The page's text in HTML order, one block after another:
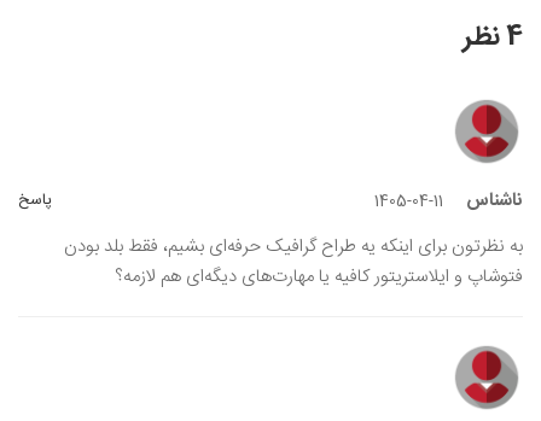
4 نظر
ناشناس 1405-04-11 پاسخ
به نظرتون برای اینکه یه طراح گرافیک حرفه‌ای بشیم، فقط بلد بودن
فتوشاپ و ایلاستریتور کافیه یا مهارت‌های دیگه‌ای هم لازمه؟